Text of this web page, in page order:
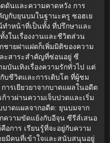
ดันและความคาดหวัง การ
กับยุนบมในฐานะครู ซอฮเย
ำหน้าที่เป็นทั้ง ที่ปรึกษาและ
งในเรื่องงานและชีวิตส่วน
ชายฝาแฝดก็เพิ่มมิติของความ
ะสาระสำคัญที่ซ่อนอยู่ ซี
บันเทิงเรื่องความรักทั่วไป แต่
บชีวิตและการเติบโต ที่ผู้ชม
ารเยียวยาจากบาดแผลในอดีต
าวผ่านความเจ็บปวดและเริ่ม
าดแผลจากอดีต: ยุนบมจาก
วามขัดแย้งกับอีจุน ซีรีส์เสนอ
อการ เรียนรู้ที่จะอยู่กับความ
มีคนที่เข้าใจและสนับสนุนอยู่